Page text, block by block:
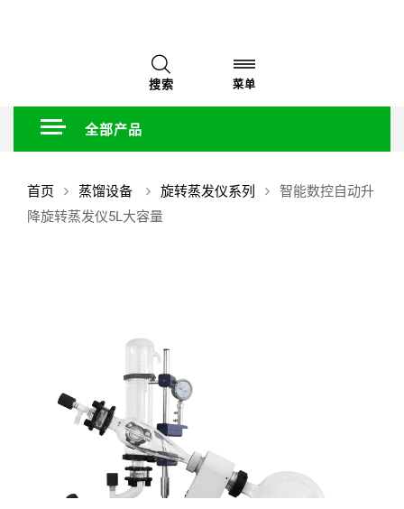
搜索 菜单
全部产品
首页 蒸馏设备 旋转蒸发仪系列
智能数控自动升
降旋转蒸发仪5L大容量